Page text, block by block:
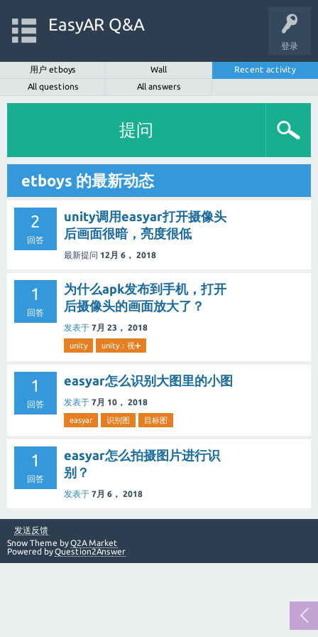
登录
EasyAR Q&A
用户 etboys Wall
Recent activity
All questions
All answers
提问
etboys 的最新动态
2
回答
unity调用easyar打开摄像头
后画面很暗，亮度很低
最新提问 12月 6， 2018
1
回答
为什么apk发布到手机，打开
后摄像头的画面放大了？
发表于 7月 23， 2018
unity unity：视➕
1
回答
easyar怎么识别大图里的小图
发表于 7月 10， 2018
easyar 识别图 目标图
1
回答
easyar怎么拍摄图片进行识
别？
发表于 7月 6， 2018
发送反馈
Snow Theme byQ2A Market
Powered byQuestion2Answer